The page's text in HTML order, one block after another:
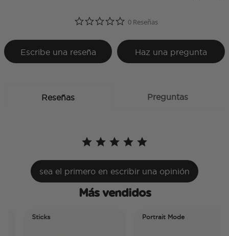
0.0 star rating
0 Reseñas
Escribe una reseña Haz una pregunta
Reseñas Preguntas
sea el primero en escribir una opinión
Más vendidos
Sticks Portrait Mode